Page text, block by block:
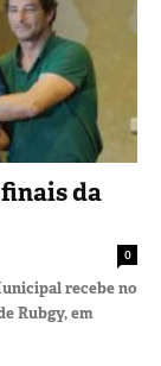
da
0
recebe no
Rubgy, em